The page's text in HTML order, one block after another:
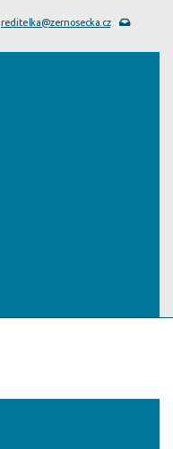
reditelka@zernosecka.cz